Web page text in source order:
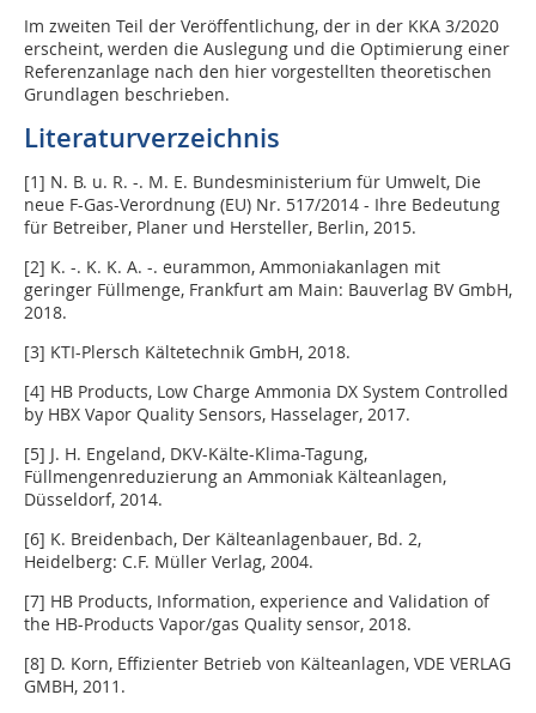
Im zweiten Teil der Veröffentlichung, der in der KKA 3/2020
erscheint, werden die Auslegung und die Optimierung einer
Referenzanlage nach den hier vorgestellten theoretischen
Grundlagen beschrieben.
Literaturverzeichnis
[1] N. B. u. R. -. M. E. Bundesministerium für Umwelt, Die
neue F-Gas-Verordnung (EU) Nr. 517/2014 - Ihre Bedeutung
für Betreiber, Planer und Hersteller, Berlin, 2015.
[2] K. -. K. K. A. -. eurammon, Ammoniakanlagen mit
geringer Füllmenge, Frankfurt am Main: Bauverlag BV GmbH,
2018.
[3] KTI-Plersch Kältetechnik GmbH, 2018.
[4] HB Products, Low Charge Ammonia DX System Controlled
by HBX Vapor Quality Sensors, Hasselager, 2017.
[5] J. H. Engeland, DKV-Kälte-Klima-Tagung,
Füllmengenreduzierung an Ammoniak Kälteanlagen,
Düsseldorf, 2014.
[6] K. Breidenbach, Der Kälteanlagenbauer, Bd. 2,
Heidelberg: C.F. Müller Verlag, 2004.
[7] HB Products, Information, experience and Validation of
the HB-Products Vapor/gas Quality sensor, 2018.
[8] D. Korn, Effizienter Betrieb von Kälteanlagen, VDE VERLAG
GMBH, 2011.